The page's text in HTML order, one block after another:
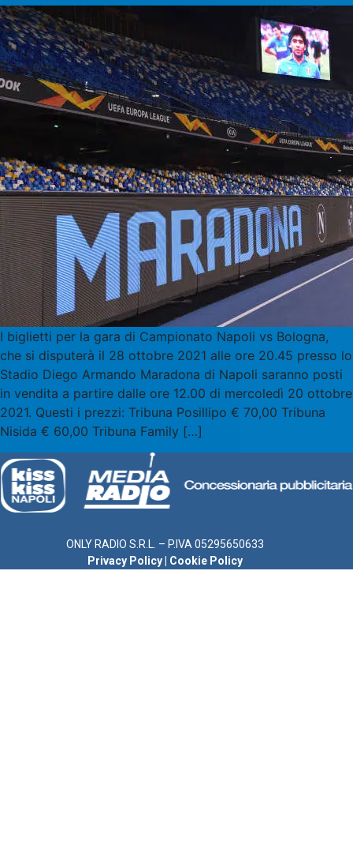
I biglietti per la gara di Campionato Napoli vs Bologna,
che si disputerà il 28 ottobre 2021 alle ore 20.45 presso lo
Stadio Diego Armando Maradona di Napoli saranno posti
in vendita a partire dalle ore 12.00 di mercoledì 20 ottobre
2021. Questi i prezzi: Tribuna Posillipo € 70,00 Tribuna
Nisida € 60,00 Tribuna Family […]
ONLY RADIO S.R.L. – P.IVA 05295650633
Privacy Policy
Cookie Policy